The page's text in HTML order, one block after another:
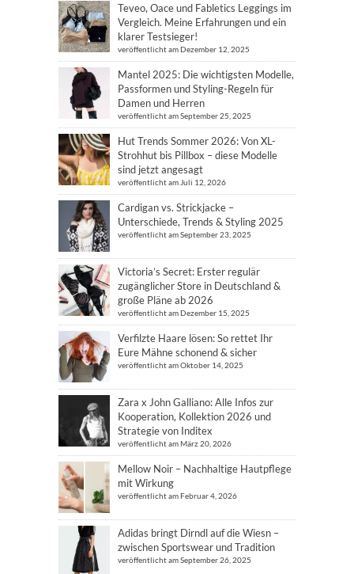
Teveo, Oace und Fabletics Leggings im
Vergleich. Meine Erfahrungen und ein
klarer Testsieger!
veröffentlicht am Dezember 12, 2025
Mantel 2025: Die wichtigsten Modelle,
Passformen und Styling-Regeln für
Damen und Herren
veröffentlicht am September 25, 2025
Hut Trends Sommer 2026: Von XL-
Strohhut bis Pillbox – diese Modelle
sind jetzt angesagt
veröffentlicht am Juli 12, 2026
Cardigan vs. Strickjacke –
Unterschiede, Trends & Styling 2025
veröffentlicht am September 23, 2025
Victoria’s Secret: Erster regulär
zugänglicher Store in Deutschland &
große Pläne ab 2026
veröffentlicht am Dezember 15, 2025
Verfilzte Haare lösen: So rettet Ihr
Eure Mähne schonend & sicher
veröffentlicht am Oktober 14, 2025
Zara x John Galliano: Alle Infos zur
Kooperation, Kollektion 2026 und
Strategie von Inditex
veröffentlicht am März 20, 2026
Mellow Noir – Nachhaltige Hautpflege
mit Wirkung
veröffentlicht am Februar 4, 2026
Adidas bringt Dirndl auf die Wiesn –
zwischen Sportswear und Tradition
veröffentlicht am September 26, 2025